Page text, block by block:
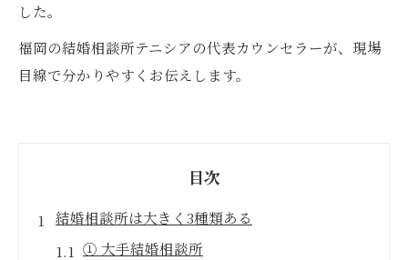
した。
福岡の結婚相談所テニシアの代表カウンセラーが、現場
目線で分かりやすくお伝えします。
目次
結婚相談所は大きく3種類ある
① 大手結婚相談所